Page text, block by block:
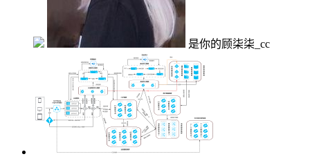
是你的顾柒柒_cc